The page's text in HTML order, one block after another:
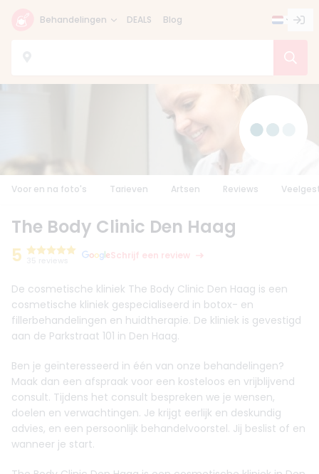
Behandelingen DEALS Blog
Voor en na foto's Tarieven Artsen Reviews
The Body Clinic Den Haag
5
Schrijf een review
De cosmetische kliniek The Body Clinic Den Haag is een
cosmetische kliniek gespecialiseerd in botox- en
fillerbehandelingen en huidtherapie. De kliniek is gevestigd
aan de Parkstraat 101 in Den Haag.
Ben je geïnteresseerd in één van onze behandelingen?
Maak dan een afspraak voor een kosteloos en vrijblijvend
consult. Tijdens het consult bespreken we je wensen,
doelen en verwachtingen. Je krijgt eerlijk en deskundig
advies, en een persoonlijk behandelvoorstel. Jij beslist of en
wanneer je start.